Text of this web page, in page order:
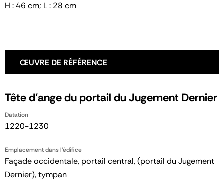
H : 46 cm; L : 28 cm
ŒUVRE DE RÉFÉRENCE
Tête d'ange du portail du Jugement Dernier
Datation
1220-1230
Emplacement dans l'édifice
Façade occidentale, portail central, (portail du Jugement
Dernier), tympan